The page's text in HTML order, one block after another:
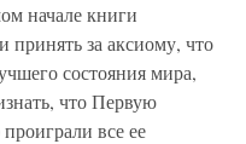
начале книги
за аксиому, что
состояния мира,
что Первую
все ее